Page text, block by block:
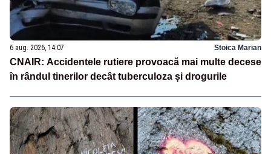
6 aug. 2026, 14:07 Stoica Marian
CNAIR: Accidentele rutiere provoacă mai multe decese
în rândul tinerilor decât tuberculoza și drogurile